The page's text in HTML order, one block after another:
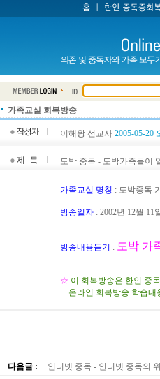
가족교실 회복방송
이해왕 선교사 2005-05-20
도박 중독 - 도박가족들이
가족교실 명칭 : 도박중독
방송일자 : 2002년 12월 11
방송내용듣기 : 도박 가
☆ 이 회복방송은 한인 중
온라인 회복방송 학습내
다음글 :
인터넷 중독 - 인터넷 중독의